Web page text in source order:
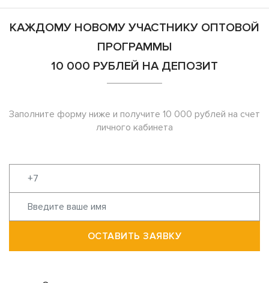
КАЖДОМУ НОВОМУ УЧАСТНИКУ ОПТОВОЙ
ПРОГРАММЫ
10 000 РУБЛЕЙ НА ДЕПОЗИТ
Заполните форму ниже и получите 10 000 рублей на счет
личного кабинета
ОСТАВИТЬ ЗАЯВКУ